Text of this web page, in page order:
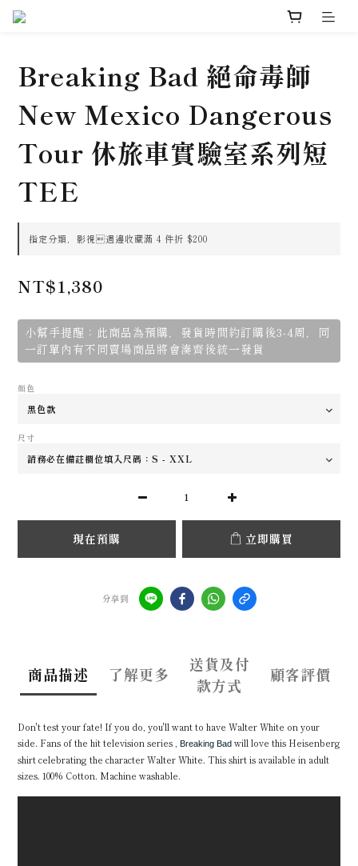
Breaking Bad 絕命毒師
New Mexico Dangerous
Tour 休旅車實驗室系列短
TEE
指定分類，影視週邊收藏滿 4 件折 $200
NT$1,380
小幫手提醒：此商品為預購，發貨時間約訂購後3-4周，同
一訂單內有不同賣場商品將會湊齊後統一發貨
顏色
尺寸
現在預購 立即購買
分享到
商品描述 了解更多
送貨及付
款方式
顧客評價
Don't test your fate! If you do, you'll want to have Walter White on your
side. Fans of the hit television series ,
Breaking Bad will love this Heisenberg
shirt celebrating the character Walter White. This shirt is available in adult
sizes. 100% Cotton. Machine washable.